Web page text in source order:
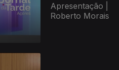
Apresentação |
Roberto Morais